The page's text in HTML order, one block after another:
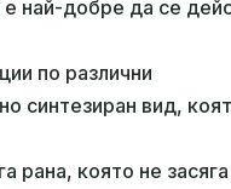
най-добре да се
по различни
синтезиран вид,
рана, която не засяга